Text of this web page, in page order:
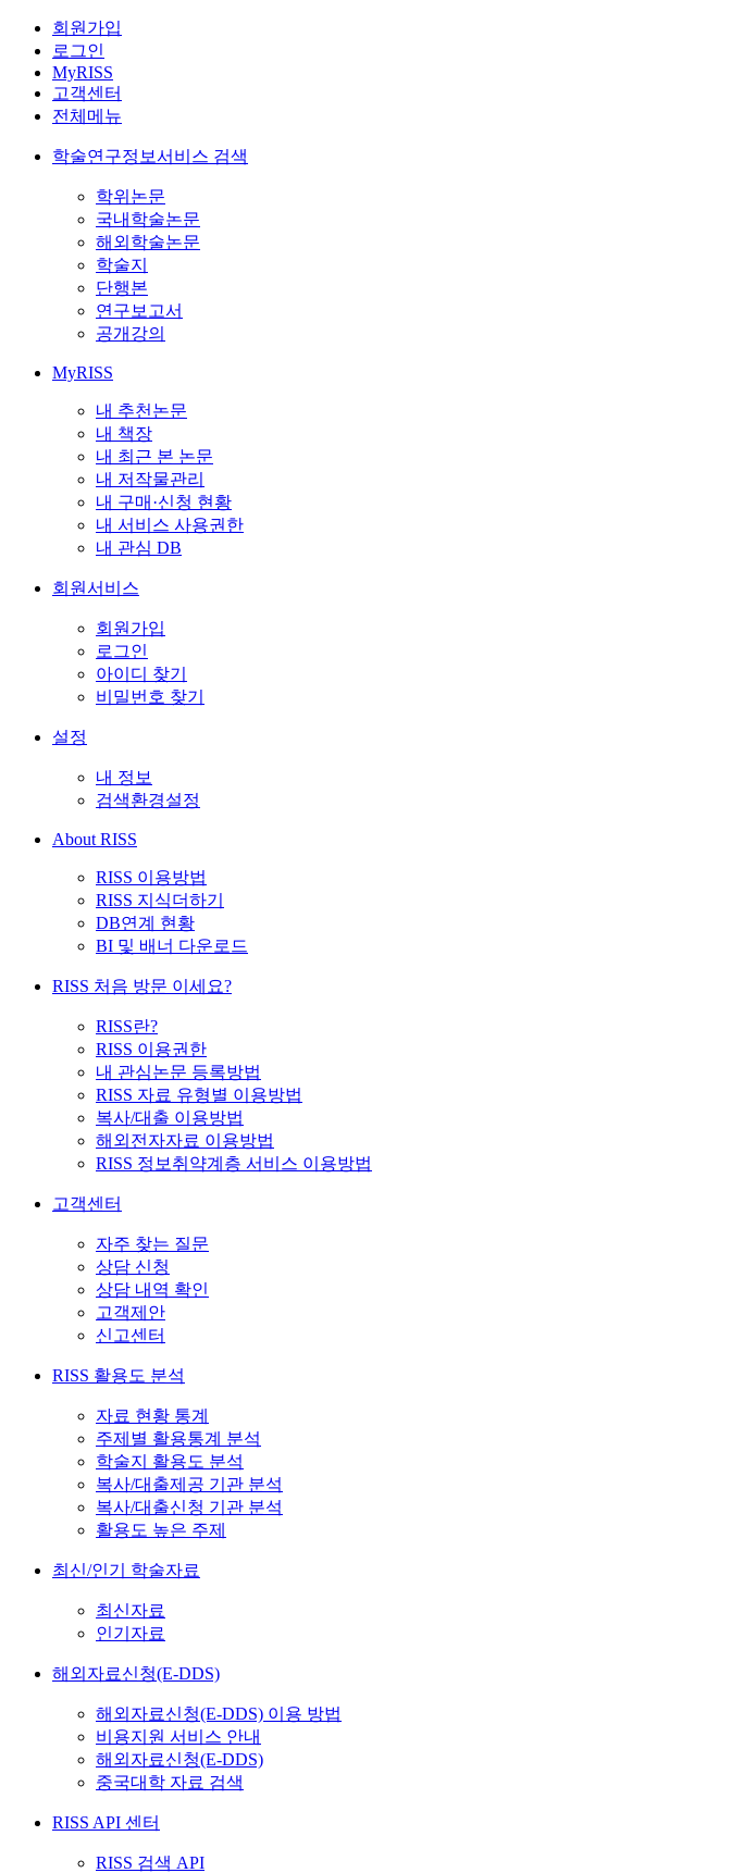
회원가입
로그인
MyRISS
고객센터
전체메뉴
학술연구정보서비스 검색
학위논문
국내학술논문
해외학술논문
학술지
단행본
연구보고서
공개강의
MyRISS
내 추천논문
내 책장
내 최근 본 논문
내 저작물관리
내 구매·신청 현황
내 서비스 사용권한
내 관심 DB
회원서비스
회원가입
로그인
아이디 찾기
비밀번호 찾기
설정
내 정보
검색환경설정
About RISS
RISS 이용방법
RISS 지식더하기
DB연계 현황
BI 및 배너 다운로드
RISS 처음 방문 이세요?
RISS란?
RISS 이용권한
내 관심논문 등록방법
RISS 자료 유형별 이용방법
복사/대출 이용방법
해외전자자료 이용방법
RISS 정보취약계층 서비스 이용방법
고객센터
자주 찾는 질문
상담 신청
상담 내역 확인
고객제안
신고센터
RISS 활용도 분석
자료 현황 통계
주제별 활용통계 분석
학술지 활용도 분석
복사/대출제공 기관 분석
복사/대출신청 기관 분석
활용도 높은 주제
최신/인기 학술자료
최신자료
인기자료
해외자료신청(E-DDS)
해외자료신청(E-DDS) 이용 방법
비용지원 서비스 안내
해외자료신청(E-DDS)
중국대학 자료 검색
RISS API 센터
RISS 검색 API